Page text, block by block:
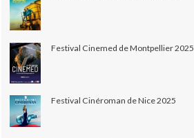
Festival Cinemed de Montpellier 2025
Festival Cinéroman de Nice 2025